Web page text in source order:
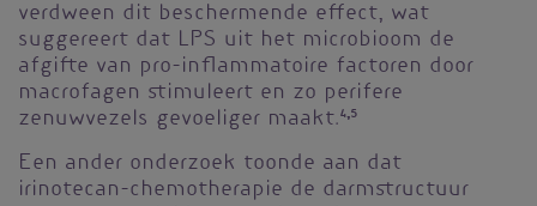
verdween dit beschermende effect, wat
suggereert dat LPS uit het microbioom de
afgifte van pro-inflammatoire factoren door
macrofagen stimuleert en zo perifere
zenuwvezels gevoeliger maakt.4,5
Een ander onderzoek toonde aan dat
irinotecan-chemotherapie de darmstructuur